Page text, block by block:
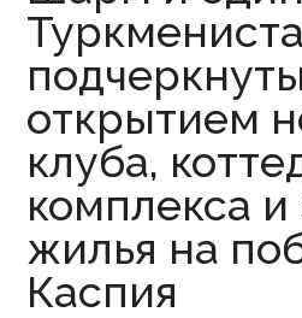
открытием
клуба,
комплекса и
жилья на
Каспия